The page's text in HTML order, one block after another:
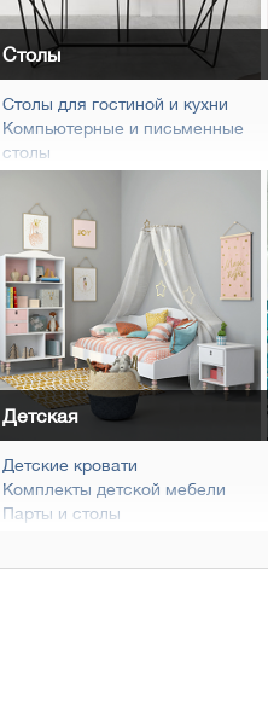
Столы
Столы для гостиной и кухни
Компьютерные и письменные
столы
Журнальные столы
Обеденные комплекты
Детская
Детские кровати
Комплекты детской мебели
Парты и столы